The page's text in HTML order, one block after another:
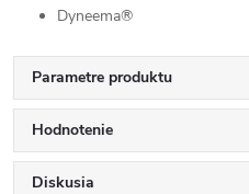
Dyneema®
Parametre produktu
Hodnotenie
Diskusia